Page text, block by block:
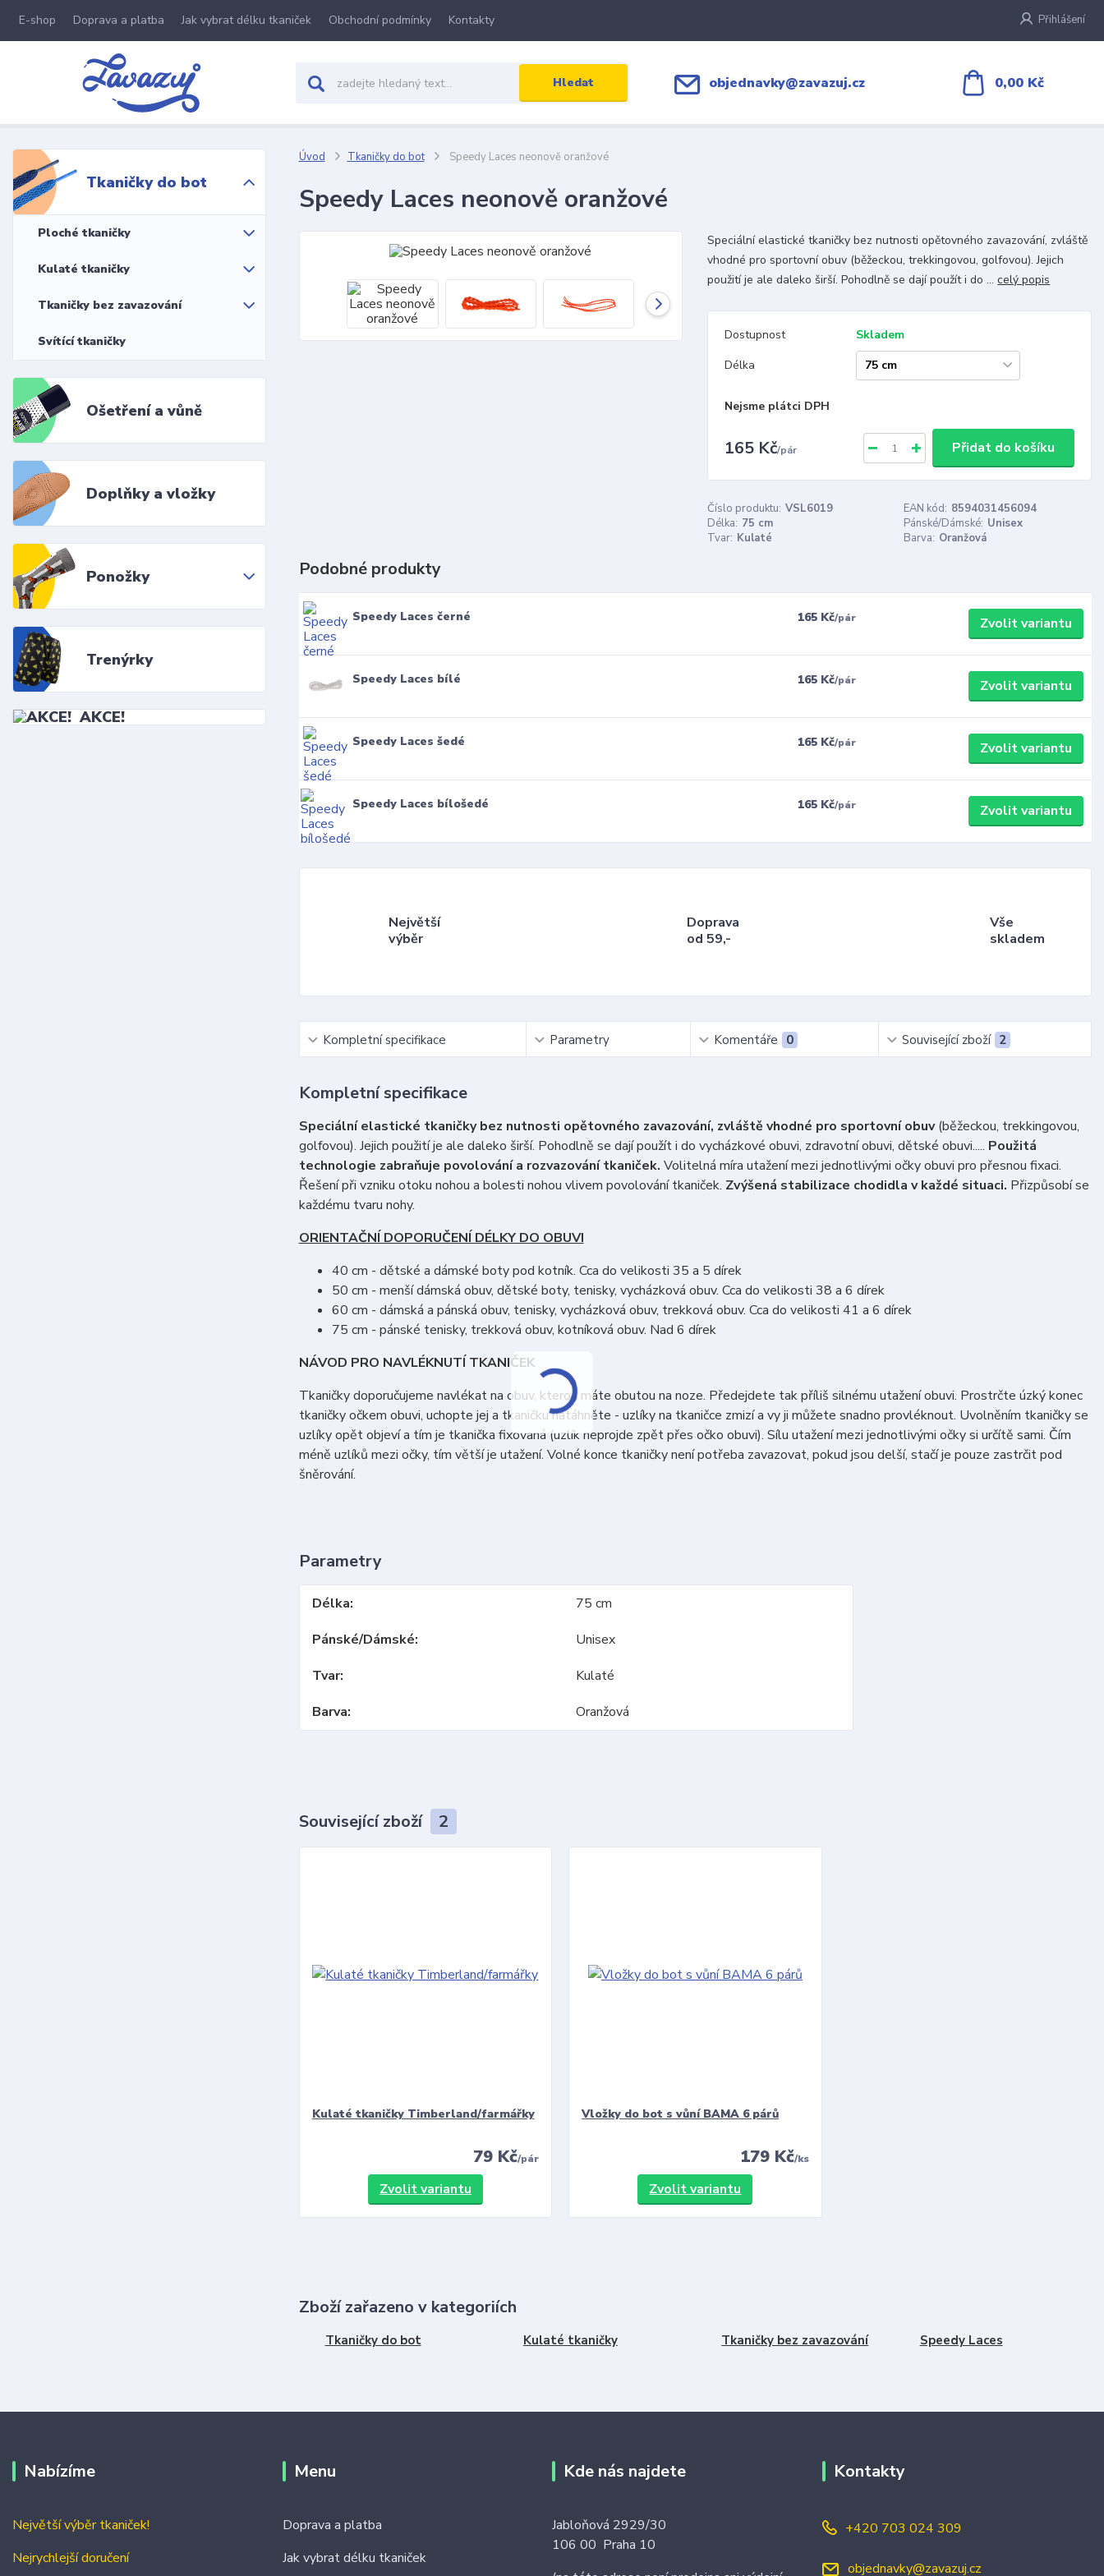
E-shop Doprava a platba Jak vybrat délku tkaniček Obchodní podmínky Kontakty Přihlášení
Hledat objednavky@zavazuj.cz 0,00 Kč
Tkaničky do bot
Ploché tkaničky
Kulaté tkaničky
Tkaničky bez zavazování
Svítící tkaničky
Ošetření a vůně
Doplňky a vložky
Ponožky
Trenýrky
AKCE!
Úvod Tkaničky do bot Speedy Laces neonově oranžové
Speedy Laces neonově oranžové
Speciální elastické tkaničky bez nutnosti opětovného zavazování, zvláště
vhodné pro sportovní obuv (běžeckou, trekkingovou, golfovou). Jejich
použití je ale daleko širší. Pohodlně se dají použít i do ...celý popis
Dostupnost
Skladem
Délka
Nejsme plátci DPH
165 Kč/pár Přidat do košíku
Číslo produktu: VSL6019 EAN kód: 8594031456094
Délka: 75 cm Pánské/Dámské: Unisex
Tvar: Kulaté Barva: Oranžová
Podobné produkty
Speedy Laces černé 165 Kč/pár Zvolit variantu
Speedy Laces bílé 165 Kč/pár Zvolit variantu
Speedy Laces šedé 165 Kč/pár Zvolit variantu
Speedy Laces bílošedé 165 Kč/pár Zvolit variantu
Největší
výběr
Doprava
od 59,-
Vše
skladem
Kompletní specifikace Parametry Komentáře 0 Související zboží 2
Kompletní specifikace
Speciální elastické tkaničky bez nutnosti opětovného zavazování, zvláště vhodné pro sportovní obuv(běžeckou, trekkingovou,
golfovou). Jejich použití je ale daleko širší. Pohodlně se dají použít i do vycházkové obuvi, zdravotní obuvi, dětské obuvi..... Použitá
technologie zabraňuje povolování a rozvazování tkaniček. Volitelná míra utažení mezi jednotlivými očky obuvi pro přesnou fixaci.
Řešení při vzniku otoku nohou a bolesti nohou vlivem povolování tkaniček. Zvýšená stabilizace chodidla v každé situaci. Přizpůsobí se
každému tvaru nohy.
ORIENTAČNÍ DOPORUČENÍ DÉLKY DO OBUVI
40 cm - dětské a dámské boty pod kotník. Cca do velikosti 35 a 5 dírek
50 cm - menší dámská obuv, dětské boty, tenisky, vycházková obuv. Cca do velikosti 38 a 6 dírek
60 cm - dámská a pánská obuv, tenisky, vycházková obuv, trekková obuv. Cca do velikosti 41 a 6 dírek
75 cm - pánské tenisky, trekková obuv, kotníková obuv. Nad 6 dírek
NÁVOD PRO NAVLÉKNUTÍ TKANIČEK
Tkaničky doporučujeme navlékat na obuv, kterou máte obutou na noze. Předejdete tak příliš silnému utažení obuvi. Prostrčte úzký konec
tkaničky očkem obuvi, uchopte jej a tkaničku natáhněte - uzlíky na tkaničce zmizí a vy ji můžete snadno provléknout. Uvolněním tkaničky se
uzlíky opět objeví a tím je tkanička fixovaná (uzlík neprojde zpět přes očko obuvi). Sílu utažení mezi jednotlivými očky si určítě sami. Čím
méně uzlíků mezi očky, tím větší je utažení. Volné konce tkaničky není potřeba zavazovat, pokud jsou delší, stačí je pouze zastrčit pod
šněrování.
Parametry
Délka
75 cm
Pánské/Dámské
Unisex
Tvar
Kulaté
Barva
Oranžová
Související zboží 2
Kulaté tkaničky Timberland/farmářky
79 Kč/pár
Zvolit variantu
Vložky do bot s vůní BAMA 6 párů
179 Kč/ks
Zvolit variantu
Zboží zařazeno v kategoriích
Tkaničky do bot Kulaté tkaničky Tkaničky bez zavazování Speedy Laces
Nabízíme
Největší výběr tkaniček!
Nejrychlejší doručení
Menu
Doprava a platba
Jak vybrat délku tkaniček
Kde nás najdete
Jabloňová 2929/30
106 00 Praha 10
Kontakty
+420 703 024 309
objednavky@zavazuj.cz